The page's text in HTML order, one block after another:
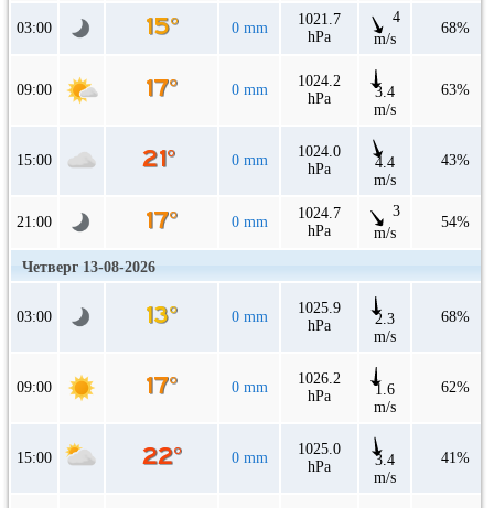
03:00 0 mm
1021.7
hPa
4
m/s
68%
09:00 0 mm
1024.2
hPa
3.4
m/s
63%
15:00 0 mm
1024.0
hPa
4.4
m/s
43%
21:00 0 mm
1024.7
hPa
3
m/s
54%
Четверг 13-08-2026
03:00 0 mm
1025.9
hPa
2.3
m/s
68%
09:00 0 mm
1026.2
hPa
1.6
m/s
62%
15:00 0 mm
1025.0
hPa
3.4
m/s
41%